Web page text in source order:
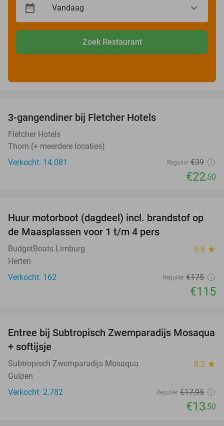
Zoek Restaurant
3-gangendiner bij Fletcher Hotels
Fletcher Hotels
Thorn (+ meerdere locaties)
Verkocht: 14.081
Regulier €39
€22,50
34%
Huur motorboot (dagdeel) incl. brandstof op
de Maasplassen voor 1 t/m 4 pers
BudgetBoats Limburg 9.8 star
Herten
Verkocht: 162
Regulier €175
€115
25%
Entree bij Subtropisch Zwemparadijs Mosaqua
+ softijsje
Subtropisch Zwemparadijs Mosaqua 8.2 star
Gulpen
Verkocht: 2.782
Regulier €17,95
€13,50